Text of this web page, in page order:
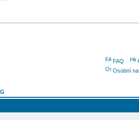
FAQ
Osobní